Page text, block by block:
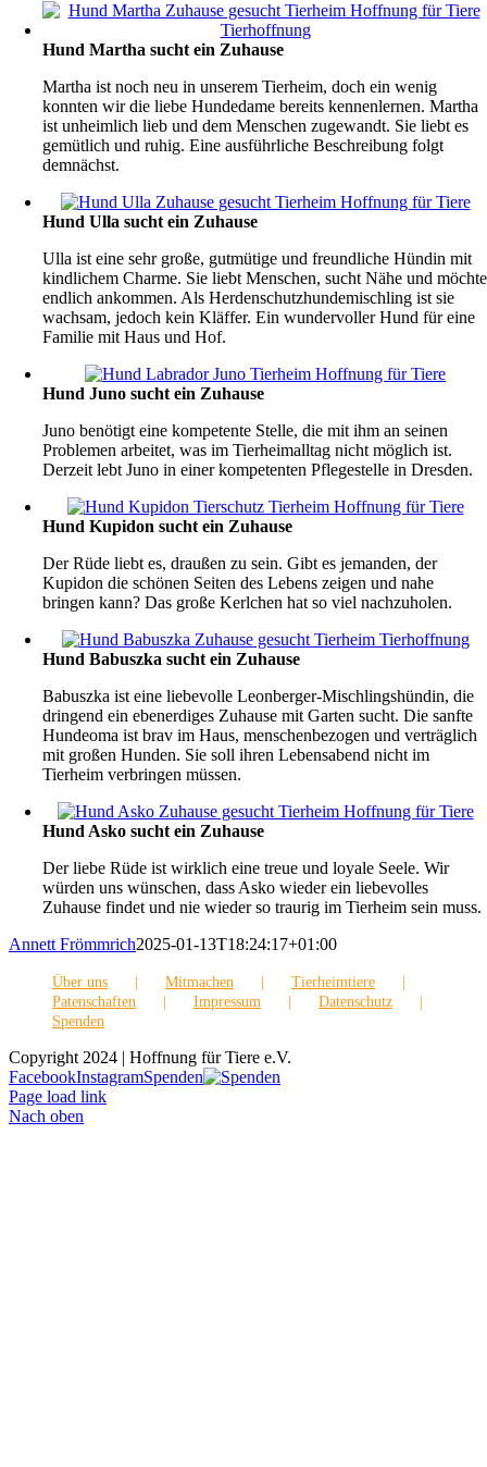
Hund Martha sucht ein Zuhause
Martha ist noch neu in unserem Tierheim, doch ein wenig
konnten wir die liebe Hundedame bereits kennenlernen. Martha
ist unheimlich lieb und dem Menschen zugewandt. Sie liebt es
gemütlich und ruhig. Eine ausführliche Beschreibung folgt
demnächst.
Hund Ulla sucht ein Zuhause
Ulla ist eine sehr große, gutmütige und freundliche Hündin mit
kindlichem Charme. Sie liebt Menschen, sucht Nähe und möchte
endlich ankommen. Als Herdenschutzhundemischling ist sie
wachsam, jedoch kein Kläffer. Ein wundervoller Hund für eine
Familie mit Haus und Hof.
Hund Juno sucht ein Zuhause
Juno benötigt eine kompetente Stelle, die mit ihm an seinen
Problemen arbeitet, was im Tierheimalltag nicht möglich ist.
Derzeit lebt Juno in einer kompetenten Pflegestelle in Dresden.
Hund Kupidon sucht ein Zuhause
Der Rüde liebt es, draußen zu sein. Gibt es jemanden, der
Kupidon die schönen Seiten des Lebens zeigen und nahe
bringen kann? Das große Kerlchen hat so viel nachzuholen.
Hund Babuszka sucht ein Zuhause
Babuszka ist eine liebevolle Leonberger-Mischlingshündin, die
dringend ein ebenerdiges Zuhause mit Garten sucht. Die sanfte
Hundeoma ist brav im Haus, menschenbezogen und verträglich
mit großen Hunden. Sie soll ihren Lebensabend nicht im
Tierheim verbringen müssen.
Hund Asko sucht ein Zuhause
Der liebe Rüde ist wirklich eine treue und loyale Seele. Wir
würden uns wünschen, dass Asko wieder ein liebevolles
Zuhause findet und nie wieder so traurig im Tierheim sein muss.
Annett Frömmrich2025-01-13T18:24:17+01:00
Über uns Mitmachen
Tierheimtiere
Patenschaften
Impressum
Datenschutz
Spenden
Copyright 2024 | Hoffnung für Tiere e.V.
FacebookInstagramSpenden
Page load link
Nach oben